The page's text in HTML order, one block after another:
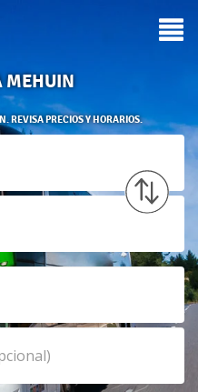
MEHUIN
REVISA PRECIOS Y HORARIOS.